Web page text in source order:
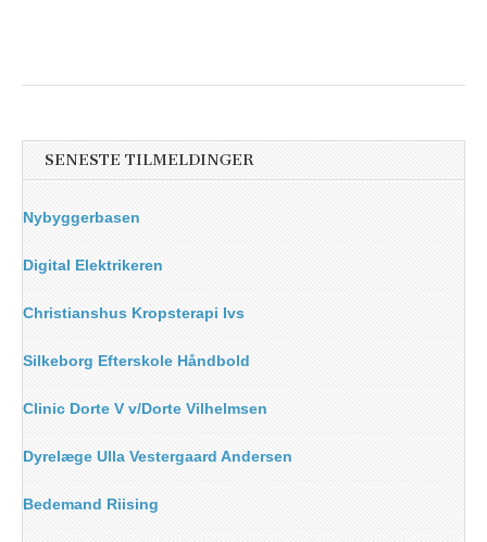
SENESTE TILMELDINGER
Nybyggerbasen
Digital Elektrikeren
Christianshus Kropsterapi Ivs
Silkeborg Efterskole Håndbold
Clinic Dorte V v/Dorte Vilhelmsen
Dyrelæge Ulla Vestergaard Andersen
Bedemand Riising